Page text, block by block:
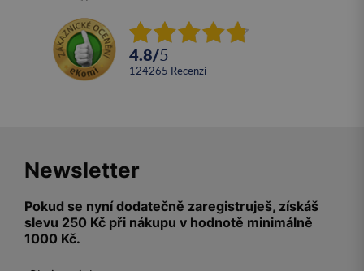
4.8/5
124265 recenzí
Newsletter
Pokud se nyní dodatečně zaregistruješ, získáš
slevu 250 Kč při nákupu v hodnotě minimálně
1000 Kč.